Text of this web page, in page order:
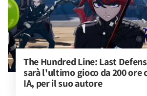
The Hundred Line: Last
sarà l'ultimo gioco da 200 ore
IA, per il suo autore